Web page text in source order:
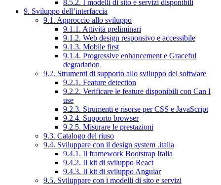
8.5.2. I modelli di sito e servizi disponibili
9. Sviluppo dell’interfaccia
9.1. Approccio allo sviluppo
9.1.1. Attività preliminari
9.1.2. Web design responsivo e accessibile
9.1.3. Mobile first
9.1.4. Progressive enhancement e Graceful
degradation
9.2. Strumenti di supporto allo sviluppo del software
9.2.1. Feature detection
9.2.2. Verificare le feature disponibili con Can I
use
9.2.3. Strumenti e risorse per CSS e JavaScript
9.2.4. Supporto browser
9.2.5. Misurare le prestazioni
9.3. Catalogo del riuso
9.4. Sviluppare con il design system .italia
9.4.1. Il framework Bootstrap Italia
9.4.2. Il kit di sviluppo React
9.4.3. Il kit di sviluppo Angular
9.5. Sviluppare con i modelli di sito e servizi